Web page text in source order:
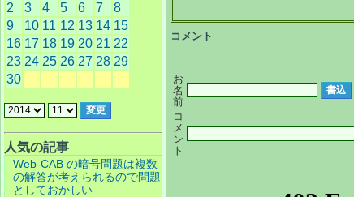
コメント
お
名
前
コ
メ
ン
ト
2
3 4 5 6 7
8
9
10 11 12 13 14 15
16 17 18 19 20 21 22
23 24 25 26 27 28 29
30
人気の記事
Web-CAB の暗号問題は複数
の解答が考えられるので問題
としておかしい